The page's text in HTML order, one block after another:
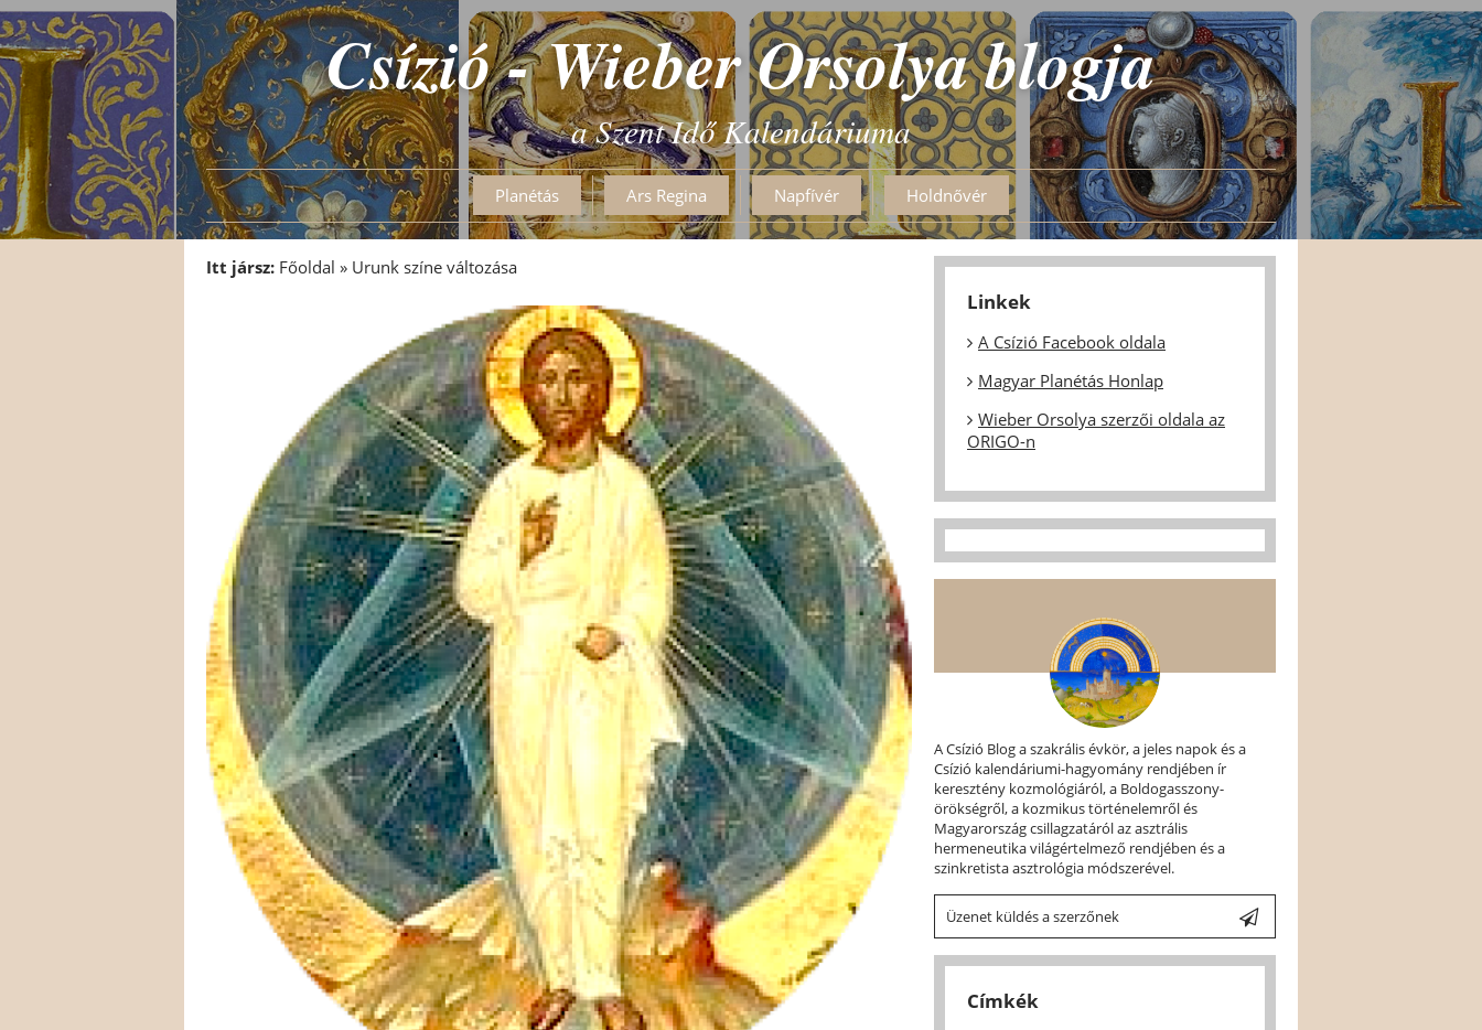
Csízió - Wieber Orsolya blogja
a Szent Idő Kalendáriuma
Planétás Ars Regina Napfívér Holdnővér
Itt jársz: Főoldal » Urunk színe változása
Linkek
A Csízió Facebook oldala
Magyar Planétás Honlap
Wieber Orsolya szerzői oldala az
ORIGO-n
A Csízió Blog a szakrális évkör, a jeles napok és a
Csízió kalendáriumi-hagyomány rendjében ír
keresztény kozmológiáról, a Boldogasszony-
örökségről, a kozmikus történelemről és
Magyarország csillagzatáról az asztrális
hermeneutika világértelmező rendjében és a
szinkretista asztrológia módszerével.
Üzenet küldés a szerzőnek
Címkék